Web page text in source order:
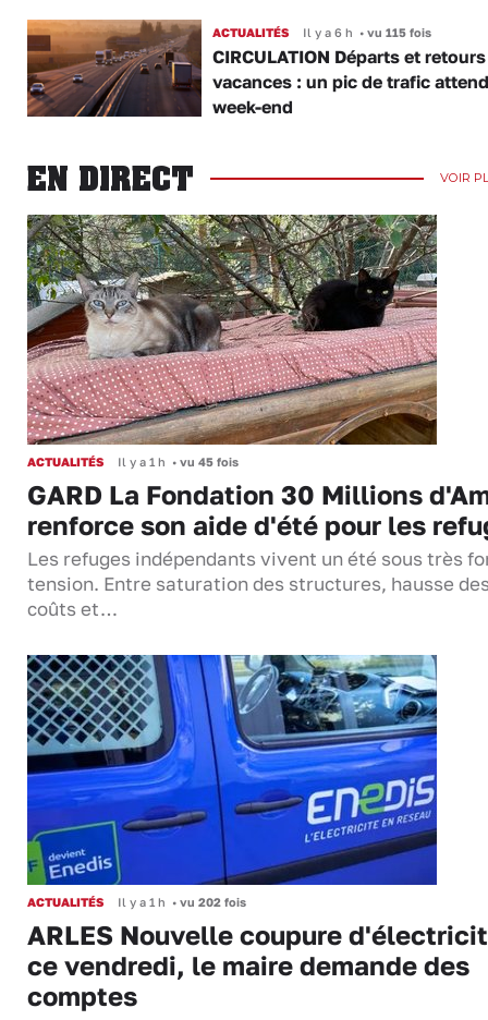
ACTUALITÉS Il y a 6 h •vu 115 fois
CIRCULATION Départs et
vacances : un pic de trafic
week-end
EN DIRECT VOIR
ACTUALITÉS Il y a 1 h • vu 45 fois
GARD La Fondation 30 Millions
renforce son aide d'été pour les
Les refuges indépendants vivent un été sous très
tension. Entre saturation des structures, hausse
coûts et…
ACTUALITÉS Il y a 1 h • vu 202 fois
ARLES Nouvelle coupure
ce vendredi, le maire demande des
comptes